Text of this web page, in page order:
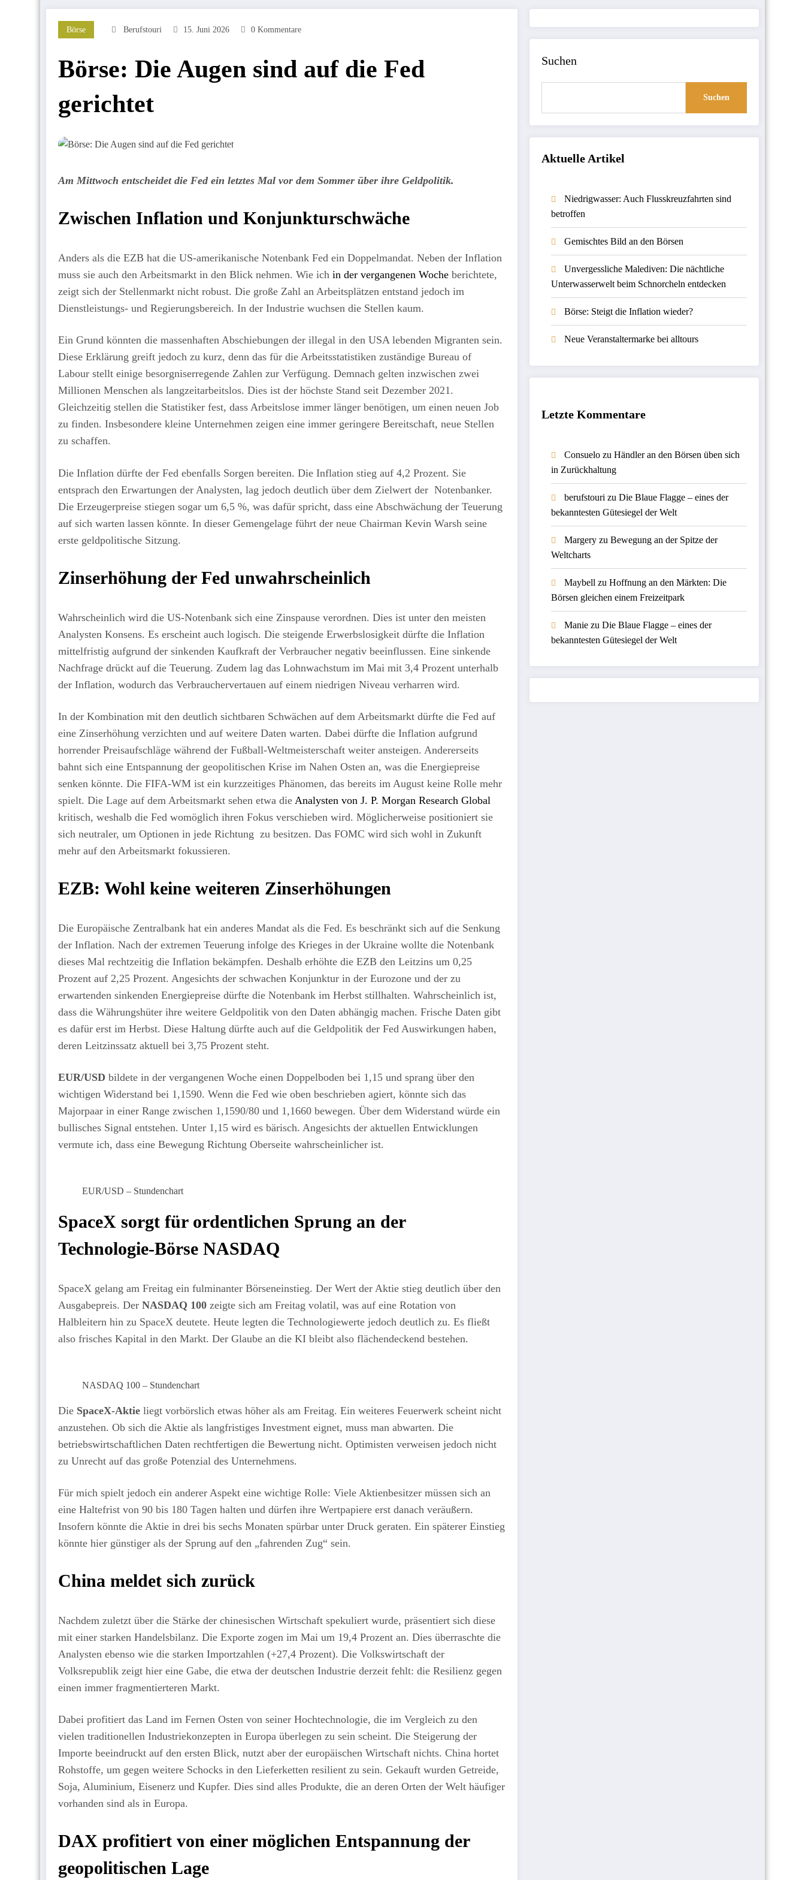
Börse Berufstouri 15. Juni 2026 0 Kommentare
Börse: Die Augen sind auf die Fed
gerichtet
Am Mittwoch entscheidet die Fed ein letztes Mal vor dem Sommer über ihre Geldpolitik.
Zwischen Inflation und Konjunkturschwäche
Anders als die EZB hat die US-amerikanische Notenbank Fed ein Doppelmandat. Neben der Inflation
muss sie auch den Arbeitsmarkt in den Blick nehmen. Wie ich in der vergangenen Woche berichtete,
zeigt sich der Stellenmarkt nicht robust. Die große Zahl an Arbeitsplätzen entstand jedoch im
Dienstleistungs- und Regierungsbereich. In der Industrie wuchsen die Stellen kaum.
Ein Grund könnten die massenhaften Abschiebungen der illegal in den USA lebenden Migranten sein.
Diese Erklärung greift jedoch zu kurz, denn das für die Arbeitsstatistiken zuständige Bureau of
Labour stellt einige besorgniserregende Zahlen zur Verfügung. Demnach gelten inzwischen zwei
Millionen Menschen als langzeitarbeitslos. Dies ist der höchste Stand seit Dezember 2021.
Gleichzeitig stellen die Statistiker fest, dass Arbeitslose immer länger benötigen, um einen neuen Job
zu finden. Insbesondere kleine Unternehmen zeigen eine immer geringere Bereitschaft, neue Stellen
zu schaffen.
Die Inflation dürfte der Fed ebenfalls Sorgen bereiten. Die Inflation stieg auf 4,2 Prozent. Sie
entsprach den Erwartungen der Analysten, lag jedoch deutlich über dem Zielwert der Notenbanker.
Die Erzeugerpreise stiegen sogar um 6,5 %, was dafür spricht, dass eine Abschwächung der Teuerung
auf sich warten lassen könnte. In dieser Gemengelage führt der neue Chairman Kevin Warsh seine
erste geldpolitische Sitzung.
Zinserhöhung der Fed unwahrscheinlich
Wahrscheinlich wird die US-Notenbank sich eine Zinspause verordnen. Dies ist unter den meisten
Analysten Konsens. Es erscheint auch logisch. Die steigende Erwerbslosigkeit dürfte die Inflation
mittelfristig aufgrund der sinkenden Kaufkraft der Verbraucher negativ beeinflussen. Eine sinkende
Nachfrage drückt auf die Teuerung. Zudem lag das Lohnwachstum im Mai mit 3,4 Prozent unterhalb
der Inflation, wodurch das Verbrauchervertauen auf einem niedrigen Niveau verharren wird.
In der Kombination mit den deutlich sichtbaren Schwächen auf dem Arbeitsmarkt dürfte die Fed auf
eine Zinserhöhung verzichten und auf weitere Daten warten. Dabei dürfte die Inflation aufgrund
horrender Preisaufschläge während der Fußball-Weltmeisterschaft weiter ansteigen. Andererseits
bahnt sich eine Entspannung der geopolitischen Krise im Nahen Osten an, was die Energiepreise
senken könnte. Die FIFA-WM ist ein kurzzeitiges Phänomen, das bereits im August keine Rolle mehr
spielt. Die Lage auf dem Arbeitsmarkt sehen etwa die Analysten von J. P. Morgan Research Global
kritisch, weshalb die Fed womöglich ihren Fokus verschieben wird. Möglicherweise positioniert sie
sich neutraler, um Optionen in jede Richtung zu besitzen. Das FOMC wird sich wohl in Zukunft
mehr auf den Arbeitsmarkt fokussieren.
EZB: Wohl keine weiteren Zinserhöhungen
Die Europäische Zentralbank hat ein anderes Mandat als die Fed. Es beschränkt sich auf die Senkung
der Inflation. Nach der extremen Teuerung infolge des Krieges in der Ukraine wollte die Notenbank
dieses Mal rechtzeitig die Inflation bekämpfen. Deshalb erhöhte die EZB den Leitzins um 0,25
Prozent auf 2,25 Prozent. Angesichts der schwachen Konjunktur in der Eurozone und der zu
erwartenden sinkenden Energiepreise dürfte die Notenbank im Herbst stillhalten. Wahrscheinlich ist,
dass die Währungshüter ihre weitere Geldpolitik von den Daten abhängig machen. Frische Daten gibt
es dafür erst im Herbst. Diese Haltung dürfte auch auf die Geldpolitik der Fed Auswirkungen haben,
deren Leitzinssatz aktuell bei 3,75 Prozent steht.
EUR/USD bildete in der vergangenen Woche einen Doppelboden bei 1,15 und sprang über den
wichtigen Widerstand bei 1,1590. Wenn die Fed wie oben beschrieben agiert, könnte sich das
Majorpaar in einer Range zwischen 1,1590/80 und 1,1660 bewegen. Über dem Widerstand würde ein
bullisches Signal entstehen. Unter 1,15 wird es bärisch. Angesichts der aktuellen Entwicklungen
vermute ich, dass eine Bewegung Richtung Oberseite wahrscheinlicher ist.
EUR/USD – Stundenchart
SpaceX sorgt für ordentlichen Sprung an der
Technologie-Börse NASDAQ
SpaceX gelang am Freitag ein fulminanter Börseneinstieg. Der Wert der Aktie stieg deutlich über den
Ausgabepreis. Der NASDAQ 100 zeigte sich am Freitag volatil, was auf eine Rotation von
Halbleitern hin zu SpaceX deutete. Heute legten die Technologiewerte jedoch deutlich zu. Es fließt
also frisches Kapital in den Markt. Der Glaube an die KI bleibt also flächendeckend bestehen.
NASDAQ 100 – Stundenchart
Die SpaceX-Aktie liegt vorbörslich etwas höher als am Freitag. Ein weiteres Feuerwerk scheint nicht
anzustehen. Ob sich die Aktie als langfristiges Investment eignet, muss man abwarten. Die
betriebswirtschaftlichen Daten rechtfertigen die Bewertung nicht. Optimisten verweisen jedoch nicht
zu Unrecht auf das große Potenzial des Unternehmens.
Für mich spielt jedoch ein anderer Aspekt eine wichtige Rolle: Viele Aktienbesitzer müssen sich an
eine Haltefrist von 90 bis 180 Tagen halten und dürfen ihre Wertpapiere erst danach veräußern.
Insofern könnte die Aktie in drei bis sechs Monaten spürbar unter Druck geraten. Ein späterer Einstieg
könnte hier günstiger als der Sprung auf den „fahrenden Zug“ sein.
China meldet sich zurück
Nachdem zuletzt über die Stärke der chinesischen Wirtschaft spekuliert wurde, präsentiert sich diese
mit einer starken Handelsbilanz. Die Exporte zogen im Mai um 19,4 Prozent an. Dies überraschte die
Analysten ebenso wie die starken Importzahlen (+27,4 Prozent). Die Volkswirtschaft der
Volksrepublik zeigt hier eine Gabe, die etwa der deutschen Industrie derzeit fehlt: die Resilienz gegen
einen immer fragmentierteren Markt.
Dabei profitiert das Land im Fernen Osten von seiner Hochtechnologie, die im Vergleich zu den
vielen traditionellen Industriekonzepten in Europa überlegen zu sein scheint. Die Steigerung der
Importe beeindruckt auf den ersten Blick, nutzt aber der europäischen Wirtschaft nichts. China hortet
Rohstoffe, um gegen weitere Schocks in den Lieferketten resilient zu sein. Gekauft wurden Getreide,
Soja, Aluminium, Eisenerz und Kupfer. Dies sind alles Produkte, die an deren Orten der Welt häufiger
vorhanden sind als in Europa.
DAX profitiert von einer möglichen Entspannung der
geopolitischen Lage
Suchen
Suchen
Aktuelle Artikel
Niedrigwasser: Auch Flusskreuzfahrten sind
betroffen
Gemischtes Bild an den Börsen
Unvergessliche Malediven: Die nächtliche
Unterwasserwelt beim Schnorcheln entdecken
Börse: Steigt die Inflation wieder?
Neue Veranstaltermarke bei alltours
Letzte Kommentare
Consuelozu Händler an den Börsen üben sich
in Zurückhaltung
berufstouri zu Die Blaue Flagge – eines der
bekanntesten Gütesiegel der Welt
Margeryzu Bewegung an der Spitze der
Weltcharts
Maybell zu Hoffnung an den Märkten: Die
Börsen gleichen einem Freizeitpark
Maniezu Die Blaue Flagge – eines der
bekanntesten Gütesiegel der Welt